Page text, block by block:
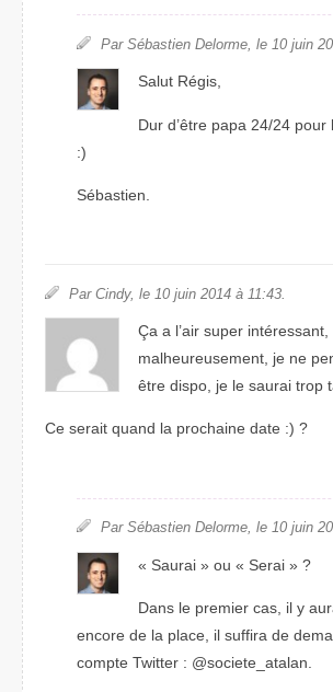
Par Sébastien Delorme, le 10 juin
Salut Régis,
Dur d’être papa 24/24
:)
Sébastien.
Par Cindy, le 10 juin 2014 à 11:43.
Ça a l’air super intéressant,
malheureusement, je ne
être dispo, je le saurai trop
Ce serait quand la prochaine date :) ?
Par Sébastien Delorme, le 10 juin
« Saurai » ou « Serai » ?
Dans le premier cas, il y
encore de la place, il suffira de
compte Twitter : @societe_atalan.